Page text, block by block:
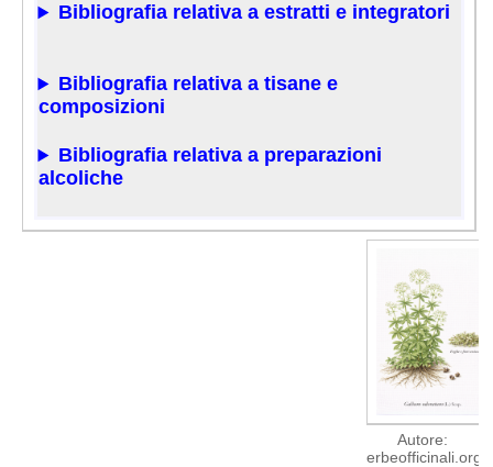
Bibliografia relativa a estratti e integratori
Bibliografia relativa a tisane e
composizioni
Bibliografia relativa a preparazioni
alcoliche
Autore:
erbeofficinali.org